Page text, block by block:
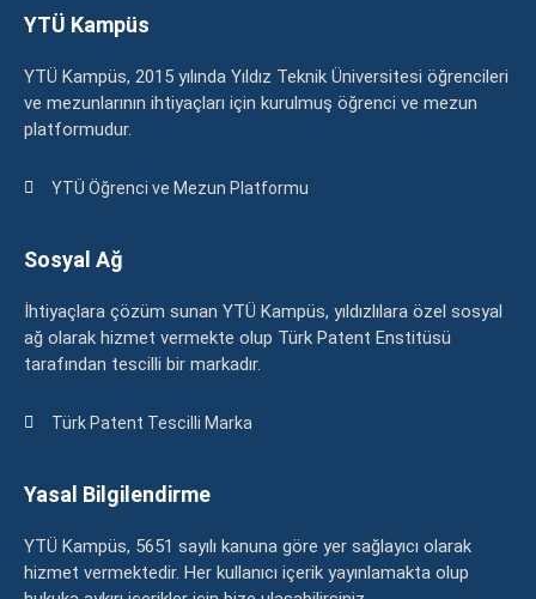
YTÜ Kampüs
YTÜ Kampüs, 2015 yılında Yıldız Teknik Üniversitesi öğrencileri
ve mezunlarının ihtiyaçları için kurulmuş öğrenci ve mezun
platformudur.
YTÜ Öğrenci ve Mezun Platformu
Sosyal Ağ
İhtiyaçlara çözüm sunan YTÜ Kampüs, yıldızlılara özel sosyal
ağ olarak hizmet vermekte olup Türk Patent Enstitüsü
tarafından tescilli bir markadır.
Türk Patent Tescilli Marka
Yasal Bilgilendirme
YTÜ Kampüs, 5651 sayılı kanuna göre yer sağlayıcı olarak
hizmet vermektedir. Her kullanıcı içerik yayınlamakta olup